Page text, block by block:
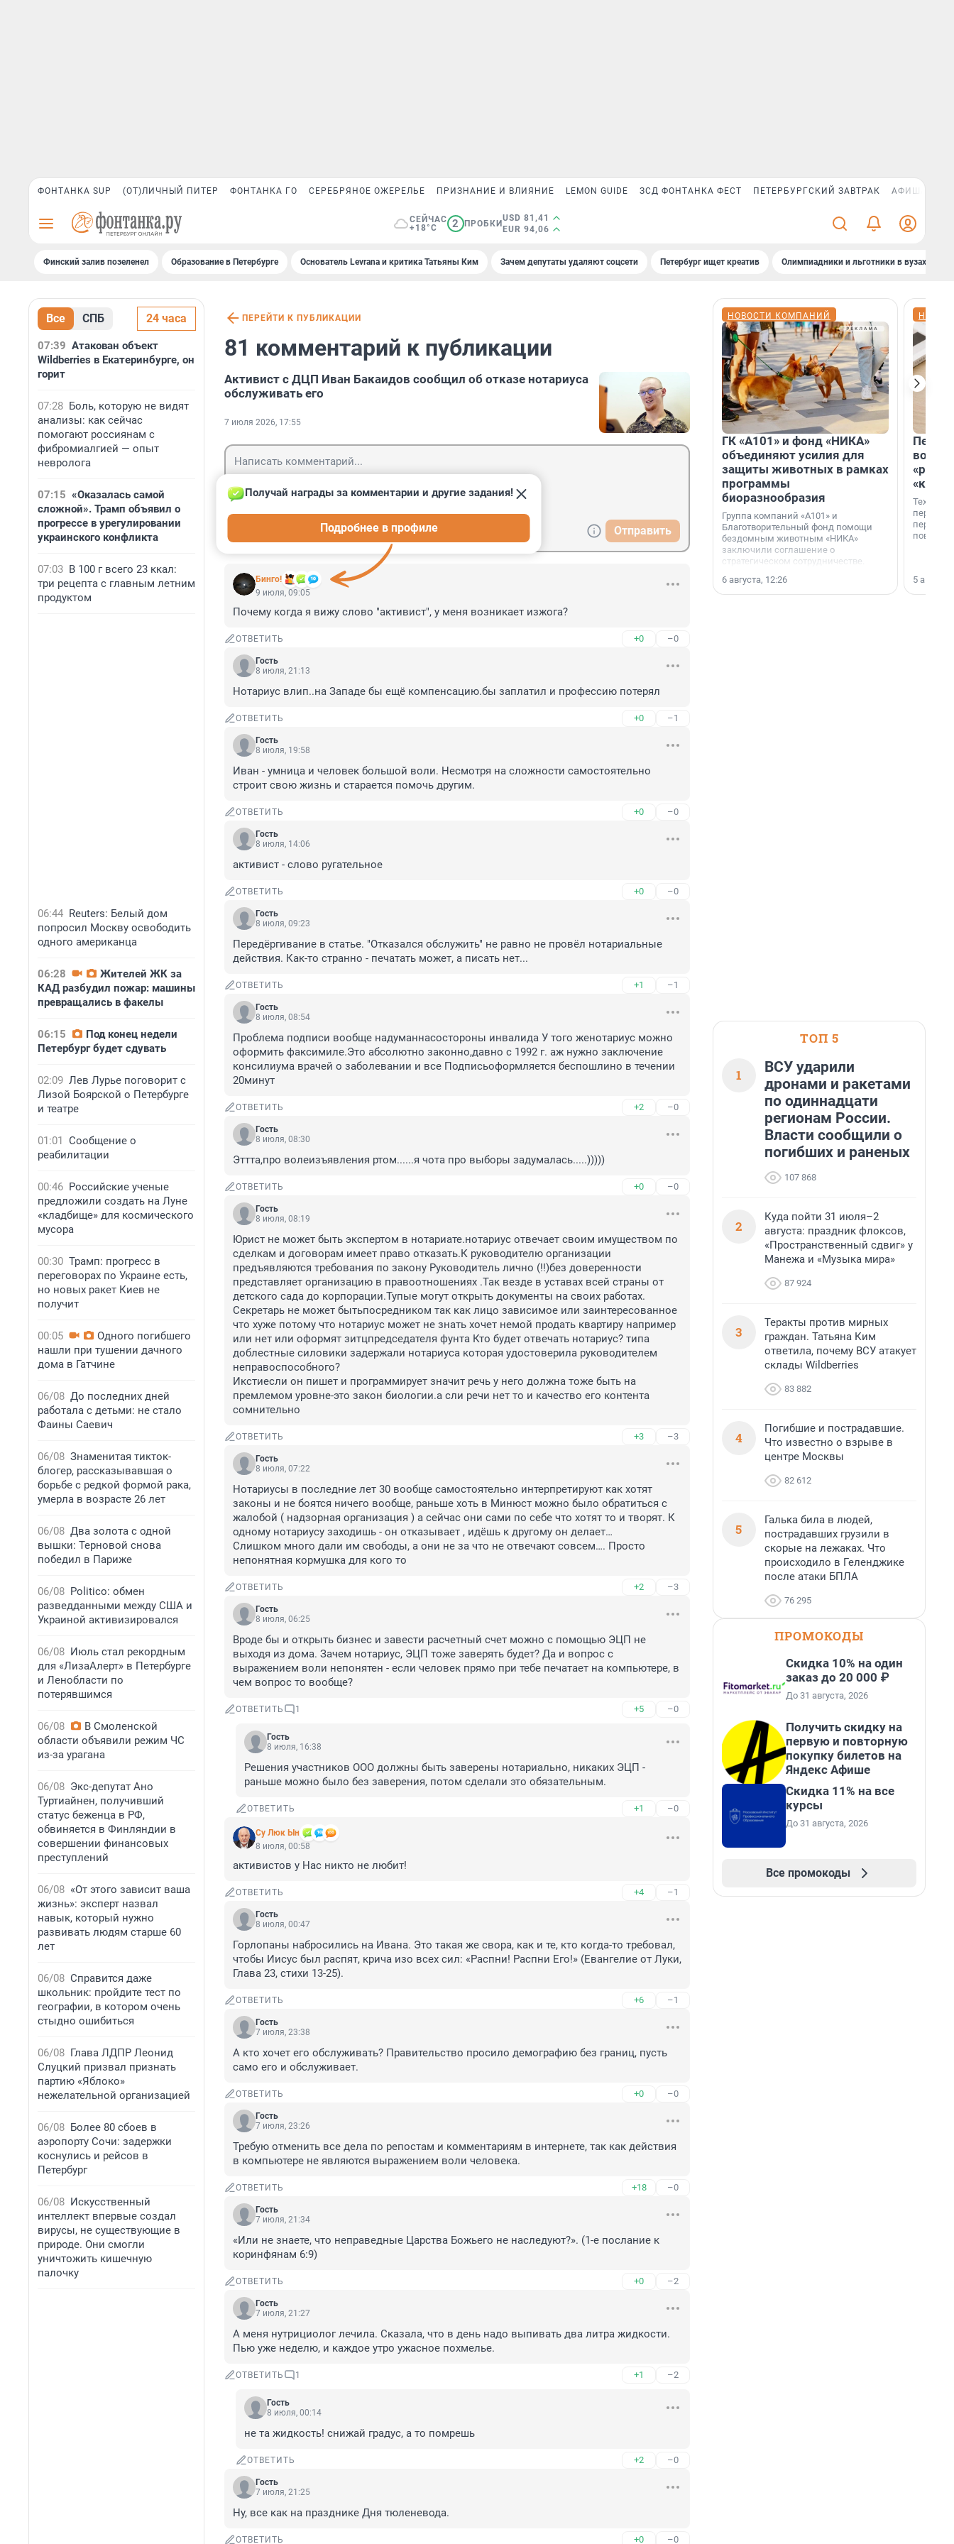
ФОНТАНКА SUP (ОТ)ЛИЧНЫЙ ПИТЕР ФОНТАНКА ГО СЕРЕБРЯНОЕ ОЖЕРЕЛЬЕ ПРИЗНАНИЕ И ВЛИЯНИЕ LEMON GUIDE ЗСД ФОНТАНКА ФЕСТ ПЕТЕРБУРГСКИЙ ЗАВТРАК АФИША PLUS
СЕЙЧАС
+18°C
2 ПРОБКИ
USD 81,41
EUR 94,06
Финский залив позеленел Образование в Петербурге Основатель Levrana и критика Татьяны Ким Зачем депутаты удаляют соцсети Петербург ищет креатив Олимпиадники и льготники в вузах СПб
Все СПБ 24 часа
07:39 Атакован объект
Wildberries в Екатеринбурге, он
горит
07:28 Боль, которую не видят
анализы: как сейчас
помогают россиянам с
фибромиалгией — опыт
невролога
07:15 «Оказалась самой
сложной». Трамп объявил о
прогрессе в урегулировании
украинского конфликта
07:03 В 100 г всего 23 ккал:
три рецепта с главным летним
продуктом
06:44 Reuters: Белый дом
попросил Москву освободить
одного американца
06:28
Жителей ЖК за
КАД разбудил пожар: машины
превращались в факелы
06:15
Под конец недели
Петербург будет сдувать
02:09 Лев Лурье поговорит с
Лизой Боярской о Петербурге
и театре
01:01 Сообщение о
реабилитации
00:46 Российские ученые
предложили создать на Луне
«кладбище» для космического
мусора
00:30 Трамп: прогресс в
переговорах по Украине есть,
но новых ракет Киев не
получит
00:05
Одного погибшего
нашли при тушении дачного
дома в Гатчине
06/08 До последних дней
работала с детьми: не стало
Фаины Саевич
06/08 Знаменитая тикток-
блогер, рассказывавшая о
борьбе с редкой формой рака,
умерла в возрасте 26 лет
06/08 Два золота с одной
вышки: Терновой снова
победил в Париже
06/08 Politico: обмен
разведданными между США и
Украиной активизировался
06/08 Июль стал рекордным
для «ЛизаАлерт» в Петербурге
и Ленобласти по
потерявшимся
06/08
В Смоленской
области объявили режим ЧС
из-за урагана
06/08 Экс-депутат Ано
Туртиайнен, получивший
статус беженца в РФ,
обвиняется в Финляндии в
совершении финансовых
преступлений
06/08 «От этого зависит ваша
жизнь»: эксперт назвал
навык, который нужно
развивать людям старше 60
лет
06/08 Справится даже
школьник: пройдите тест по
географии, в котором очень
стыдно ошибиться
06/08 Глава ЛДПР Леонид
Слуцкий призвал признать
партию «Яблоко»
нежелательной организацией
06/08 Более 80 сбоев в
аэропорту Сочи: задержки
коснулись и рейсов в
Петербург
06/08 Искусственный
интеллект впервые создал
вирусы, не существующие в
природе. Они смогли
уничтожить кишечную
палочку
ПЕРЕЙТИ К ПУБЛИКАЦИИ
81 комментарий к публикации
Активист с ДЦП Иван Бакаидов сообщил об отказе нотариуса
обслуживать его
7 июля 2026, 17:55
Отправить
Бинго!
Получай награды за комментарии и другие задания!
Подробнее в профиле
9 июля, 09:05
Почему когда я вижу слово "активист", у меня возникает изжога?
ОТВЕТИТЬ +0 –0
Гость
8 июля, 21:13
Нотариус влип..на Западе бы ещё компенсацию.бы заплатил и профессию потерял
ОТВЕТИТЬ +0 –1
Гость
8 июля, 19:58
Иван - умница и человек большой воли. Несмотря на сложности самостоятельно
строит свою жизнь и старается помочь другим.
ОТВЕТИТЬ +0 –0
Гость
8 июля, 14:06
активист - слово ругательное
ОТВЕТИТЬ +0 –0
Гость
8 июля, 09:23
Передёргивание в статье. "Отказался обслужить" не равно не провёл нотариальные
действия. Как-то странно - печатать может, а писать нет...
ОТВЕТИТЬ +1 –1
Гость
8 июля, 08:54
Проблема подписи вообще надуманнасостороны инвалида У того женотариус можно
оформить факсимиле.Это абсолютно законно,давно с 1992 г. аж нужно заключение
консилиума врачей о заболевании и все Подписьоформляется беспошлино в течении
20минут
ОТВЕТИТЬ +2 –0
Гость
8 июля, 08:30
Эттта,про волеизъявления ртом......я чота про выборы задумалась.....)))))
ОТВЕТИТЬ +0 –0
Гость
8 июля, 08:19
Юрист не может быть экспертом в нотариате.нотариус отвечает своим имуществом по
сделкам и договорам имеет право отказать.К руководителю организации
предъявляются требования по закону Руководитель лично (!!)без доверенности
представляет организацию в правоотношениях .Так везде в уставах всей страны от
детского сада до корпорации.Тупые могут открыть документы на своих работах.
Секретарь не может бытьпосредником так как лицо зависимое или заинтересованное
что хуже потому что нотариус может не знать хочет немой продать квартиру например
или нет или оформят зитцпредседателя фунта Кто будет отвечать нотариус? типа
доблестные силовики задержали нотариуса которая удостоверила руководителем
неправоспособного?
Икстиесли он пишет и программирует значит речь у него должна тоже быть на
премлемом уровне-это закон биологии.а сли речи нет то и качество его контента
сомнительно
ОТВЕТИТЬ +3 –3
Гость
8 июля, 07:22
Нотариусы в последние лет 30 вообще самостоятельно интерпретируют как хотят
законы и не боятся ничего вообще, раньше хоть в Минюст можно было обратиться с
жалобой ( надзорная организация ) а сейчас они сами по себе что хотят то и творят. К
одному нотариусу заходишь - он отказывает , идёшь к другому он делает…
Слишком много дали им свободы, а они не за что не отвечают совсем…. Просто
непонятная кормушка для кого то
ОТВЕТИТЬ +2 –3
Гость
8 июля, 06:25
Вроде бы и открыть бизнес и завести расчетный счет можно с помощью ЭЦП не
выходя из дома. Зачем нотариус, ЭЦП тоже заверять будет? Да и вопрос с
выражением воли непонятен - если человек прямо при тебе печатает на компьютере, в
чем вопрос то вообще?
ОТВЕТИТЬ 1 +5 –0
Гость
8 июля, 16:38
Решения участников ООО должны быть заверены нотариально, никаких ЭЦП -
раньше можно было без заверения, потом сделали это обязательным.
ОТВЕТИТЬ +1 –0
Су Люк Ын
8 июля, 00:58
активистов у Нас никто не любит!
ОТВЕТИТЬ +4 –1
Гость
8 июля, 00:47
Горлопаны набросились на Ивана. Это такая же свора, как и те, кто когда-то требовал,
чтобы Иисус был распят, крича изо всех сил: «Распни! Распни Его!» (Евангелие от Луки,
Глава 23, стихи 13-25).
ОТВЕТИТЬ +6 –1
Гость
7 июля, 23:38
А кто хочет его обслуживать? Правительство просило демографию без границ, пусть
само его и обслуживает.
ОТВЕТИТЬ +0 –0
Гость
7 июля, 23:26
Требую отменить все дела по репостам и комментариям в интернете, так как действия
в компьютере не являются выражением воли человека.
ОТВЕТИТЬ +18 –0
Гость
7 июля, 21:34
«Или не знаете, что неправедные Царства Божьего не наследуют?». (1-е послание к
коринфянам 6:9)
ОТВЕТИТЬ +0 –2
Гость
7 июля, 21:27
А меня нутрициолог лечила. Сказала, что в день надо выпивать два литра жидкости.
Пью уже неделю, и каждое утро ужасное похмелье.
ОТВЕТИТЬ 1 +1 –2
Гость
8 июля, 00:14
не та жидкость! снижай градус, а то помрешь
ОТВЕТИТЬ +2 –0
Гость
7 июля, 21:25
Ну, все как на празднике Дня тюленевода.
ОТВЕТИТЬ +0 –0
НОВОСТИ КОМПАНИЙ
ГК «А101» и фонд «НИКА»
объединяют усилия для
защиты животных в рамках
программы
биоразнообразия
Группа компаний «А101» и
Благотворительный фонд помощи
бездомным животным «НИКА»
заключили соглашение о
стратегическом сотрудничестве.
6 августа, 12:26
5
ТОП 5
1
ВСУ ударили
дронами и ракетами
по одиннадцати
регионам России.
Власти сообщили о
погибших и раненых
107 868
2
Куда пойти 31 июля–2
августа: праздник флоксов,
«Пространственный сдвиг» у
Манежа и «Музыка мира»
87 924
3
Теракты против мирных
граждан. Татьяна Ким
ответила, почему ВСУ атакует
склады Wildberries
83 882
4
Погибшие и пострадавшие.
Что известно о взрыве в
центре Москвы
82 612
5
Галька била в людей,
пострадавших грузили в
скорые на лежаках. Что
происходило в Геленджике
после атаки БПЛА
76 295
ПРОМОКОДЫ
Скидка 10% на один
заказ до 20 000 ₽
До 31 августа, 2026
Получить скидку на
первую и повторную
покупку билетов на
Яндекс Афише
Скидка 11% на все
курсы
До 31 августа, 2026
Все промокоды